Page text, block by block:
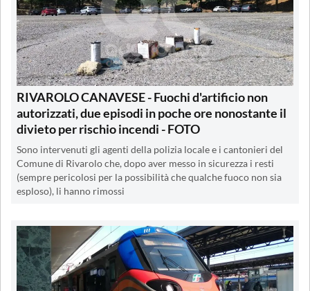
RIVAROLO CANAVESE - Fuochi d'artificio non
autorizzati, due episodi in poche ore nonostante il
divieto per rischio incendi - FOTO
Sono intervenuti gli agenti della polizia locale e i cantonieri del
Comune di Rivarolo che, dopo aver messo in sicurezza i resti
(sempre pericolosi per la possibilità che qualche fuoco non sia
esploso), li hanno rimossi